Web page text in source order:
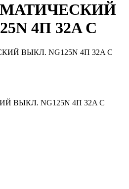
4П 32A C
ВЫКЛ. NG125N 4П 32A C